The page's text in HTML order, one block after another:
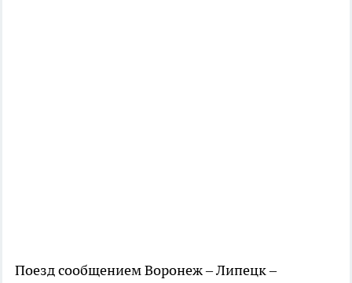
Поезд сообщением Воронеж – Липецк –